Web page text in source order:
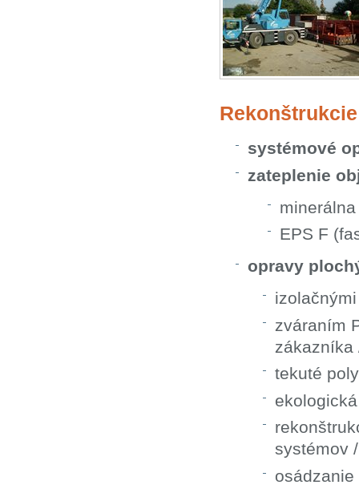
Rekonštrukcie
systémové
zateplenie
EPS F
opravy
zváraním
zákazníka
tekuté
systémov